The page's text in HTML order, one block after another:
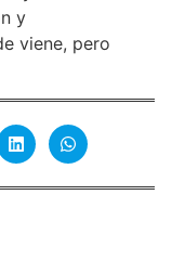
y
viene, pero